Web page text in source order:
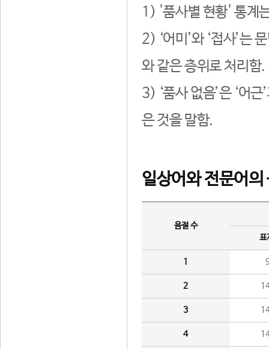
1) '품사별 현황' 통계
2) ‘어미’와 ‘접사’는
와 같은 층위로 처리함.
3) ‘품사 없음’은 ‘어
은 것을 말함.
일상어와 전문어의
음절 수
표
1
2
3
4